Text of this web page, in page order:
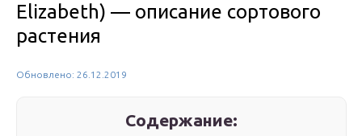
Elizabeth) — описание сортового
растения
Обновлено: 26.12.2019
Содержание: